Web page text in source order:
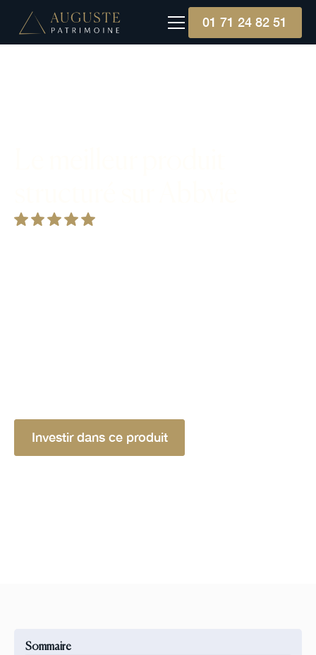
01 71 24 82 51
Investir dans ce produit
Sommaire